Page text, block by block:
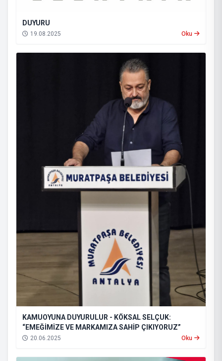
DUYURU
19.08.2025 Oku
KAMUOYUNA DUYURULUR - KÖKSAL SELÇUK:
“EMEĞİMİZE VE MARKAMIZA SAHİP ÇIKIYORUZ”
20.06.2025 Oku